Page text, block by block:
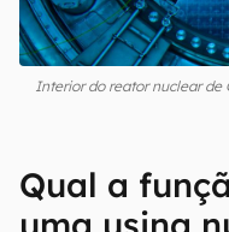
Interior do reator nuclear de
Qual a